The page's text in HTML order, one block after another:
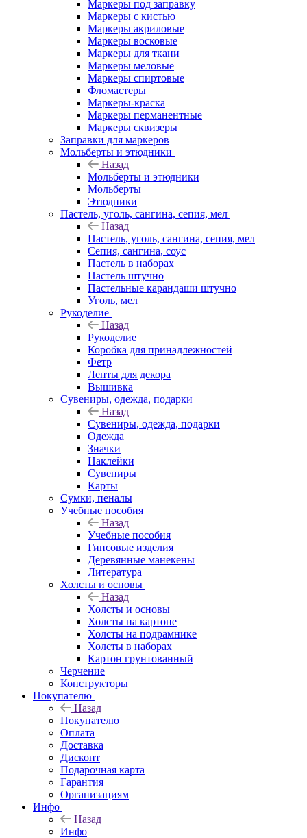
Маркеры под заправку
Маркеры с кистью
Маркеры акриловые
Маркеры восковые
Маркеры для ткани
Маркеры меловые
Маркеры спиртовые
Фломастеры
Маркеры-краска
Маркеры перманентные
Маркеры сквизеры
Заправки для маркеров
Мольберты и этюдники
Назад
Мольберты и этюдники
Мольберты
Этюдники
Пастель, уголь, сангина, сепия, мел
Назад
Пастель, уголь, сангина, сепия, мел
Сепия, сангина, соус
Пастель в наборах
Пастель штучно
Пастельные карандаши штучно
Уголь, мел
Рукоделие
Назад
Рукоделие
Коробка для принадлежностей
Фетр
Ленты для декора
Вышивка
Сувениры, одежда, подарки
Назад
Сувениры, одежда, подарки
Одежда
Значки
Наклейки
Сувениры
Карты
Сумки, пеналы
Учебные пособия
Назад
Учебные пособия
Гипсовые изделия
Деревянные манекены
Литература
Холсты и основы
Назад
Холсты и основы
Холсты на картоне
Холсты на подрамнике
Холсты в наборах
Картон грунтованный
Черчение
Конструкторы
Покупателю
Назад
Покупателю
Оплата
Доставка
Дисконт
Подарочная карта
Гарантия
Организациям
Инфо
Назад
Инфо